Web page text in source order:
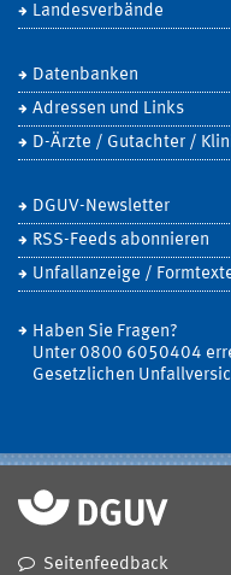
Landesverbände
Datenbanken
Adressen und Links
D-Ärzte / Gutachter /
DGUV-Newsletter
RSS-Feeds abonnieren
Unfallanzeige /
Haben Sie Fragen?
Unter 0800 6050404
Gesetzlichen
Seitenfeedback